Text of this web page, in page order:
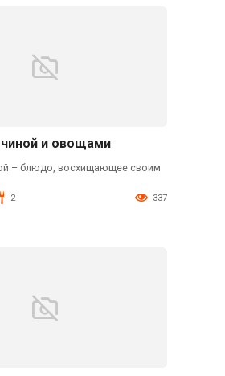
и овощами
– блюдо, восхищающее своим
2 337